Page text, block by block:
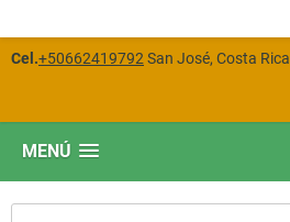
Cel.+50662419792 San José, Costa Rica
MENÚ